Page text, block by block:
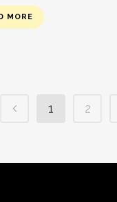
MORE
1 2